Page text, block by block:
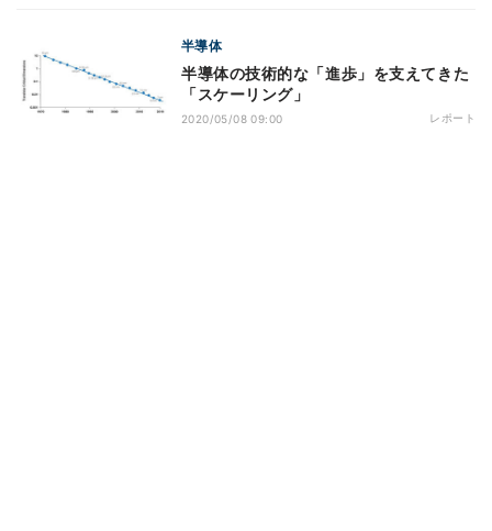
半導体
半導体の技術的な「進歩」を支えてきた
「スケーリング」
2020/05/08 09:00 レポート